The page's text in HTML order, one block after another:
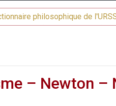
philosophique de
– Newton –